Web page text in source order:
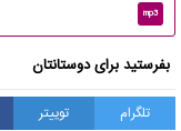
mp3
بفرستید برای دوستانتان
تلگرام توییتر